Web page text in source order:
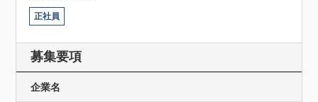
正社員
募集要項
企業名